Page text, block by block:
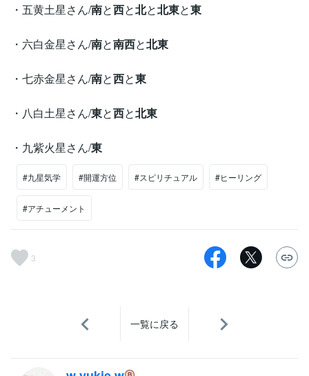
・五黄土星さん/南と西と北と北東と東
・六白金星さん/南と南西と北東
・七赤金星さん/南と西と東
・八白土星さん/東と西と北東
・九紫火星さん/東
#九星気学 #開運方位 #スピリチュアル #ヒーリング
#アチューメント
3
一覧に戻る